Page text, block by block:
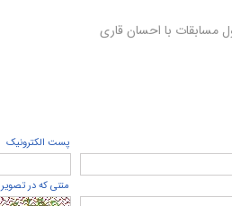
مسابقات با احسان قاری
پست الكترونيک
متنی که در تصویر